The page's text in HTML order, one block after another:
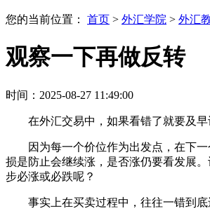
您的当前位置： 首页 > 外汇学院 > 外汇
观察一下再做反转
时间：2025-08-27 11:49:00
在外汇交易中，如果看错了就要及
因为每一个价位作为出发点，在下
损是防止会继续涨，是否涨仍要看发展
步必涨或必跌呢？
事实上在买卖过程中，往往一错到